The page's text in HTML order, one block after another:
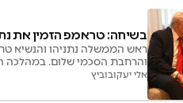
בשיחה: טראמפ הזמין את
ראש הממשלה נתניהו והנשיא
והרחבת הסכמי שלום. במהלכה
אלי יעקובוביץ